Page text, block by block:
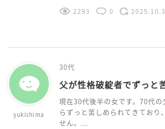
2293 0
yukishima
30代
父が性格破綻者でずっと
現在30代後半の女です。70代
らずっと苦しめられてきており
せん。...